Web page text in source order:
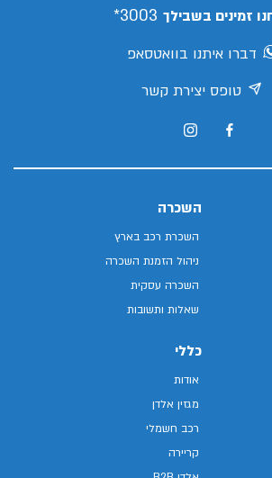
זמינים בשבילך 3003*
דברו איתנו בוואטסאפ
טופס יצירת קשר
השכרה
השכרת רכב בארץ
ניהול הזמנת השכרה
השכרה עסקית
שאלות ותשובות
כללי
אודות
מגזין אלדן
רכב חשמלי
קריירה